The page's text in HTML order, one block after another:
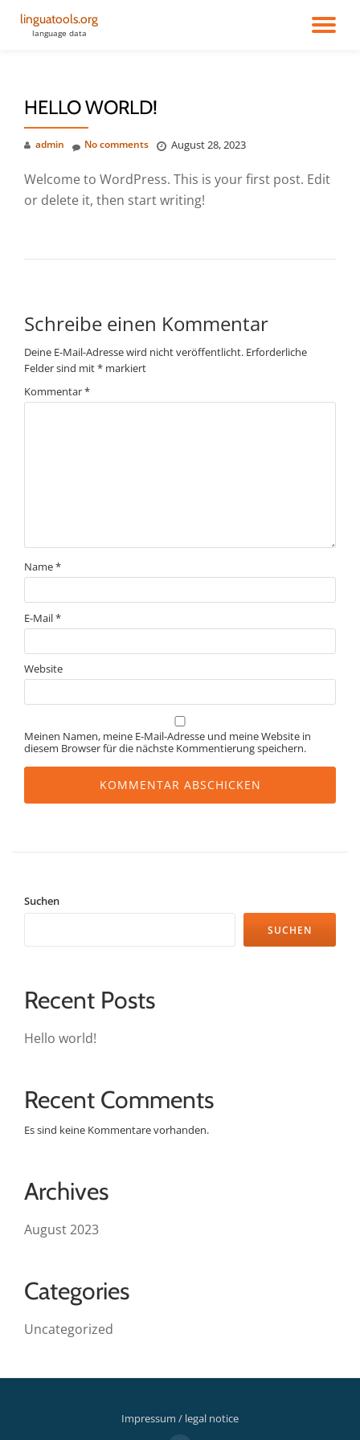
linguatools.org
language data
HELLO WORLD!
admin August 28, 2023
No comments
Welcome to WordPress. This is your first post. Edit
or delete it, then start writing!
Schreibe einen Kommentar
Deine E-Mail-Adresse wird nicht veröffentlicht. Erforderliche
Felder sind mit* markiert
Kommentar*
Name*
E-Mail*
Website
Meinen Namen, meine E-Mail-Adresse und meine Website in
diesem Browser für die nächste Kommentierung speichern.
Suchen
SUCHEN
Recent Posts
Hello world!
Recent Comments
Es sind keine Kommentare vorhanden.
Archives
August 2023
Categories
Uncategorized
Impressum / legal notice